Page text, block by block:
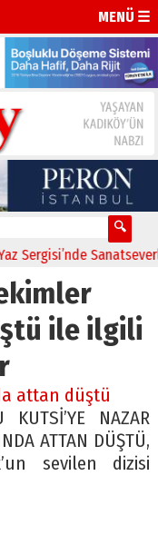
MENÜ ☰
Sergisi’nde
ile ilgili
attan düştü
KUTSİ’YE NAZAR
ATTAN DÜŞTÜ,
sevilen dizisi